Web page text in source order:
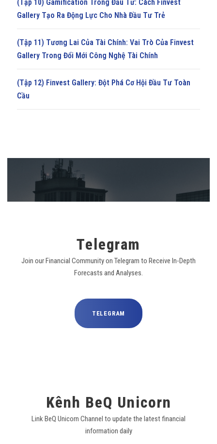
(Tập 10) Gamification Trong Đầu Tư: Cách Finvest
Gallery Tạo Ra Động Lực Cho Nhà Đầu Tư Trẻ
(Tập 11) Tương Lai Của Tài Chính: Vai Trò Của Finvest
Gallery Trong Đổi Mới Công Nghệ Tài Chính
(Tập 12) Finvest Gallery: Đột Phá Cơ Hội Đầu Tư Toàn
Cầu
Telegram
Join our Financial Community on Telegram to Receive In-Depth
Forecasts and Analyses.
TELEGRAM
Kênh BeQ Unicorn
Link BeQ Unicorn Channel to update the latest financial
information daily